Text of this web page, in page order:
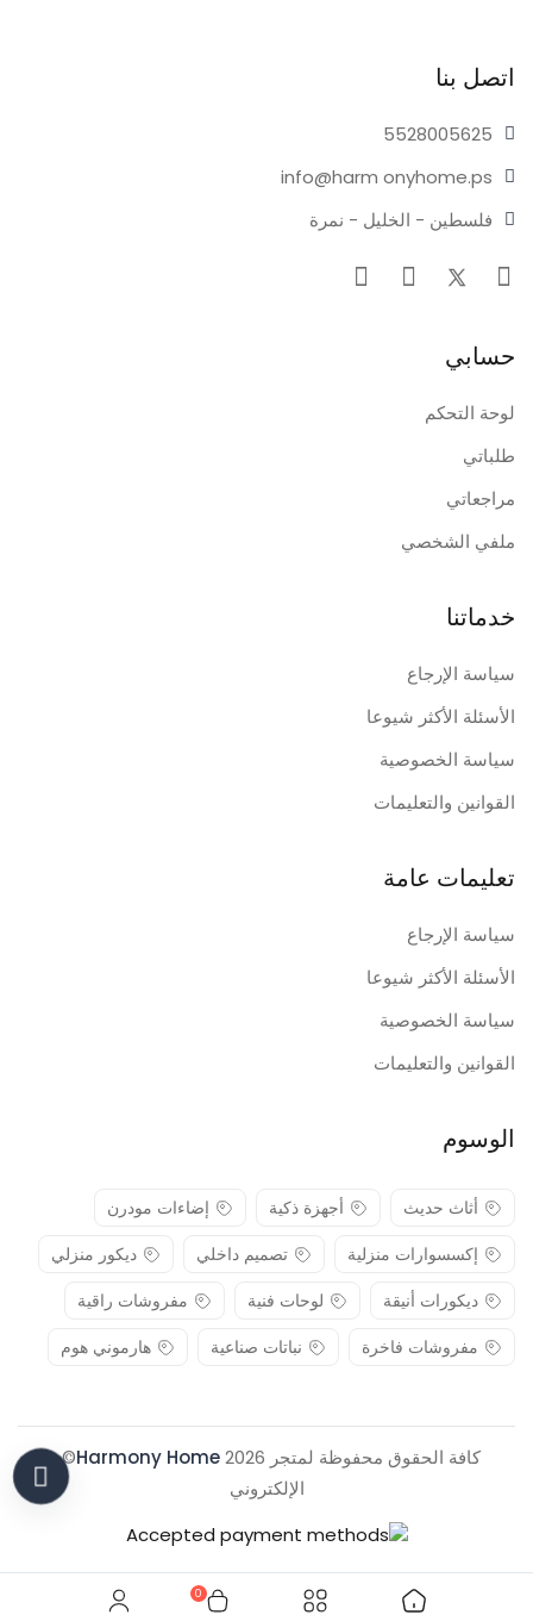
0
اتصل بنا
05625
55280
info@harm onyhome.ps
فلسطين - الخليل - نمرة
حسابي
لوحة التحكم
طلباتي
مراجعاتي
ملفي الشخصي
خدماتنا
سياسة الإرجاع
الأسئلة الأكثر شيوعا
سياسة الخصوصية
القوانين والتعليمات
تعليمات عامة
سياسة الإرجاع
الأسئلة الأكثر شيوعا
سياسة الخصوصية
القوانين والتعليمات
الوسوم
أثاث حديث أجهزة ذكية
إضاءات مودرن
إكسسوارات منزلية
تصميم داخلي
ديكور منزلي
ديكورات أنيقة
لوحات فنية
مفروشات راقية
مفروشات فاخرة
نباتات صناعية هارموني هوم
كافة الحقوق محفوظة لمتجر 2026 Harmony Home
© .
الإلكتروني